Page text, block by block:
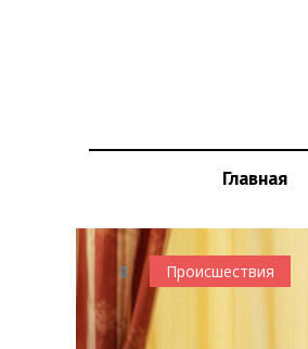
Главная
0 Происшествия